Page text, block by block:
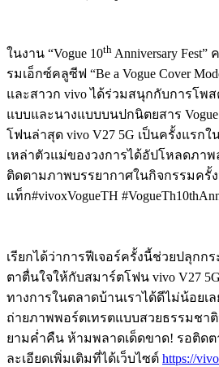
ในงาน “Vogue 10th Anniversary
รมเอ็กซ์คลูซีฟ “Be a Vogue Cover
และสาวก vivo ได้ร่วมสนุกกับการโพ
แบบและนางแบบบนปกนิตยสาร
โฟนล่าสุด vivo V27 5G เป็นครั้งแรก
เหล่าตัวแม่ของวงการได้อัปโหลดภาพ
ติดตามภาพบรรยากาศในกิจกรรมครั้
แท็ก#vivoxVogueTH
เรียกได้ว่าการฟีเจอร์ครั้งนี้ช่วยปลุกก
ตาตื่นใจให้กับสมาร์ตโฟน vivo V27
ทางการในตลาดบ้านเราได้ดีไม่น้อยเ
ถ่ายภาพพอร์ตเทรตแบบสวยธรรมช
ยามค่ำคืน ห้ามพลาดเด็ดขาด! รอติด
ละเอียดเพิ่มเติมที่ได้เว็บไซต์ https://